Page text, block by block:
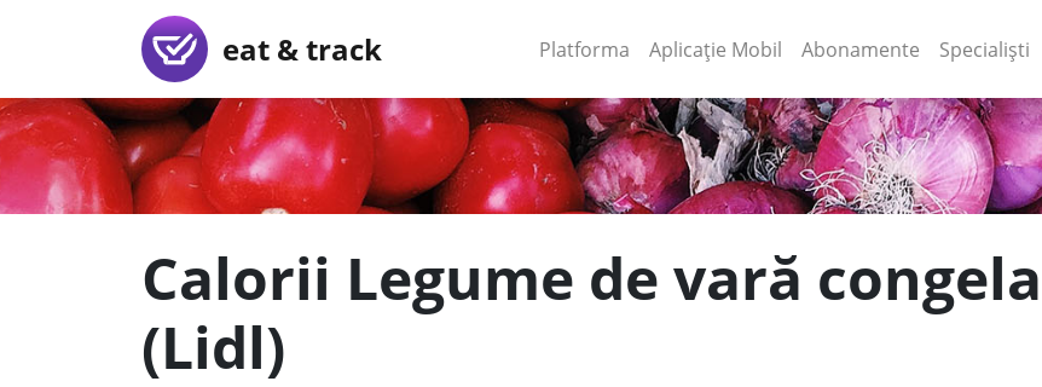
eat & track Platforma (current)
Aplicație Mobil (current)
Abonamente Specialiști
Calorii Legume de vară
(Lidl)